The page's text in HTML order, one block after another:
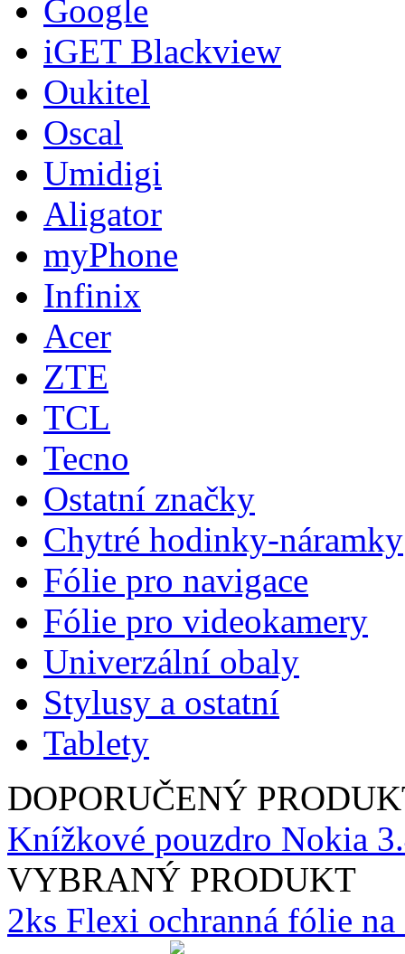
Google
iGET Blackview
Oukitel
Oscal
Umidigi
Aligator
myPhone
Infinix
Acer
ZTE
TCL
Tecno
Ostatní značky
Chytré hodinky-náramky
Fólie pro navigace
Fólie pro videokamery
Univerzální obaly
Stylusy a ostatní
Tablety
DOPORUČENÝ
Knížkové pouzdro Nokia
VYBRANÝ PRODUKT
2ks Flexi ochranná fólie